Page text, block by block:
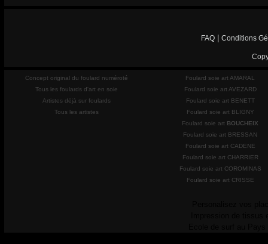
FAQ Conditions
Concept original du foulard numéroté
Tous les foulards d'art en soie
Artistes déjà sur foulards
Tous les artistes
Foulard soie art AMARAL
Foulard soie art AVEZARD
Foulard soie art BENETT
Foulard soie art BLIGNY
Foulard soie art BOUCHEIX
Foulard soie art BRESSAN
Foulard soie art CADENE
Foulard soie art CHARRIER
Foulard soie art COROMINAS
Foulard soie art CRISSE